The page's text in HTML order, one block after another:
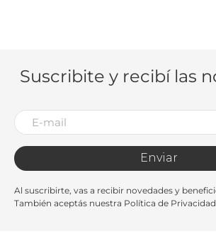
Suscribite y recibí las
Enviar
Al suscribirte, vas a recibir novedades y
También aceptás nuestra Política de